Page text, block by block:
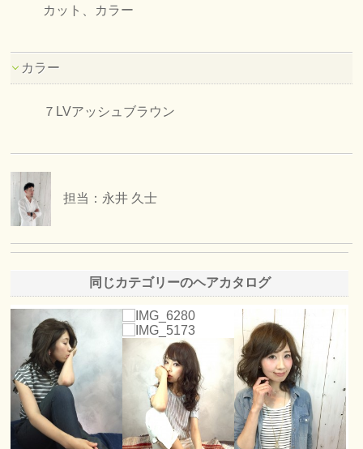
カット、カラー
カラー
７LVアッシュブラウン
担当：永井 久士
同じカテゴリーのヘアカタログ